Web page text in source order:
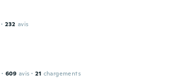
· 232 avis
· 609 avis · 21 chargements